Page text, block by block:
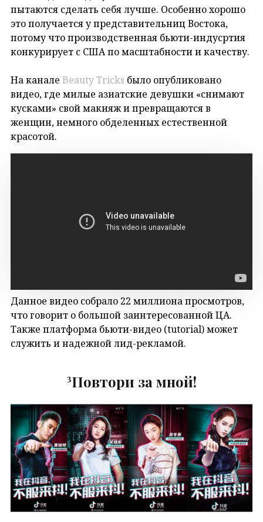
пытаются сделать себя лучше. Особенно хорошо
это получается у представительниц Востока,
потому что производственная бьюти-индусртия
конкурирует с США по масштабности и качеству.
На канале Beauty Tricks было опубликовано
видео, где милые азиатские девушки «снимают
кусками» свой макияж и превращаются в
женщин, немного обделенных естественной
красотой.
Данное видео собрало 22 миллиона просмотров,
что говорит о большой заинтересованной ЦА.
Также платформа бьюти-видео (tutorial) может
служить и надежной лид-рекламой.
³Повтори за мной!